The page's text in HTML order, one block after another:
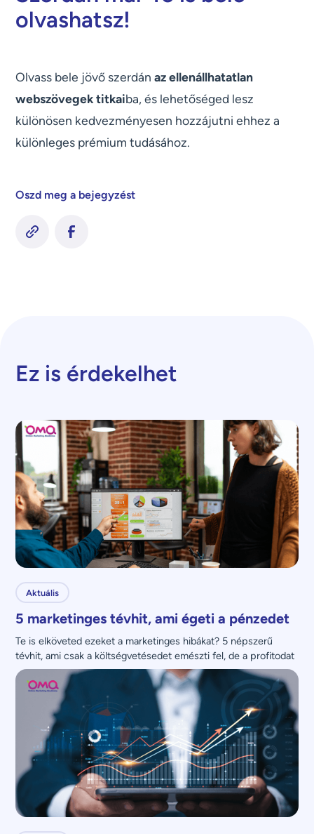
olvashatsz!
Olvass bele jövő szerdánaz ellenállhatatlan
webszövegek titkaiba, és lehetőséged lesz
különösen kedvezményesen hozzájutni ehhez a
különleges prémium tudásához.
Oszd meg a bejegyzést
Ez is érdekelhet
Aktuális
5 marketinges tévhit, ami égeti a pénzedet
Te is elköveted ezeket a marketinges hibákat? 5 népszerű
tévhit, ami csak a költségvetésedet emészti fel, de a profitodat
nem növeli.